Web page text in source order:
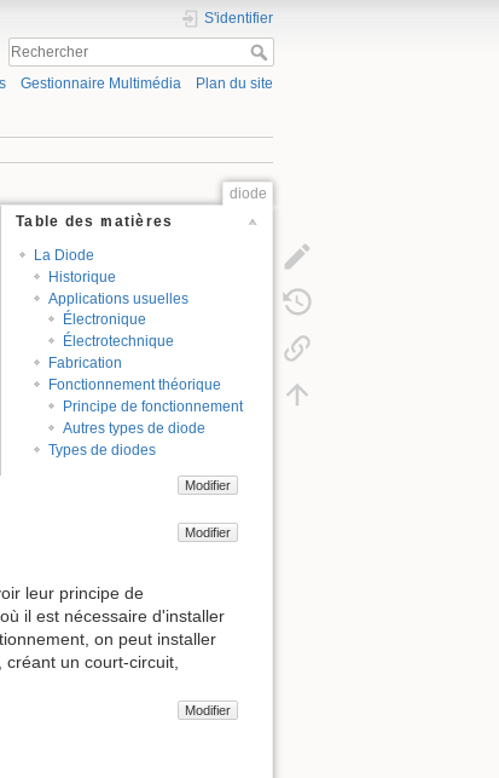
S'identifier
Gestionnaire Multimédia Plan du site
diode
Table des matières
La Diode
Historique
Applications usuelles
Électronique
Électrotechnique
Fabrication
Fonctionnement théorique
Principe de fonctionnement
Autres types de diode
Types de diodes
Modifier
Modifier
leur principe de
il est nécessaire d'installer
on peut installer
un court-circuit,
Modifier